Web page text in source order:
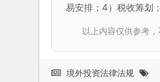
易安排；4）税收筹划
以上内容仅供参考
境外投资法律法规